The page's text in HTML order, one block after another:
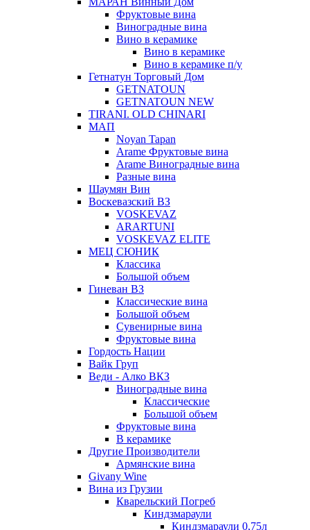
Фруктовые вина
Виноградные вина
Вино в керамике
Вино в керамике
Вино в керамике п/у
Гетнатун Торговый Дом
GETNATOUN
GETNATOUN NEW
TIRANI. OLD CHINARI
МАП
Noyan Tapan
Arame Фруктовые вина
Arame Виноградные вина
Разные вина
Шаумян Вин
Воскевазский ВЗ
VOSKEVAZ
ARARTUNI
VOSKEVAZ ELITE
МЕЦ СЮНИК
Классика
Большой объем
Гиневан ВЗ
Классические вина
Большой объем
Сувенирные вина
Фруктовые вина
Гордость Нации
Вайк Груп
Веди - Алко ВКЗ
Виноградные вина
Классические
Большой объем
Фруктовые вина
В керамике
Другие Производители
Армянские вина
Givany Wine
Вина из Грузии
Кварельский Погреб
Киндзмараули
Киндзмараули 0,75л